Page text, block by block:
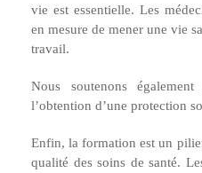
vie est essentielle. Les
en mesure de mener une vie
travail.
Nous soutenons
l’obtention d’une protection
Enfin, la formation est un
qualité des soins de santé.